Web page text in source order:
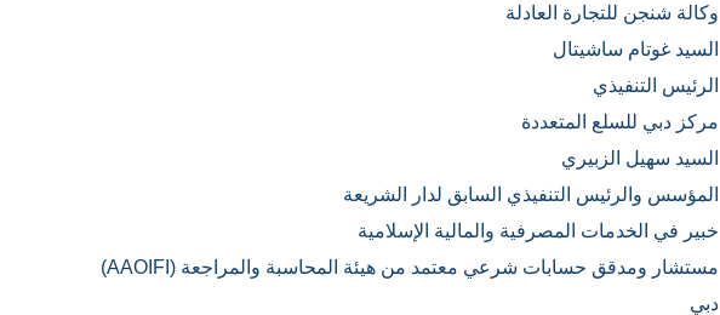
وكالة شنجن للتجارة العادلة
السيد غوتام ساشيتال
الرئيس التنفيذي
مركز دبي للسلع المتعددة
السيد سهيل الزبيري
المؤسس والرئيس التنفيذي السابق لدار الشريعة
خبير في الخدمات المصرفية والمالية الإسلامية
مستشار ومدقق حسابات شرعي معتمد من هيئة المحاسبة والمراجعة (AAOIFI)
دبي